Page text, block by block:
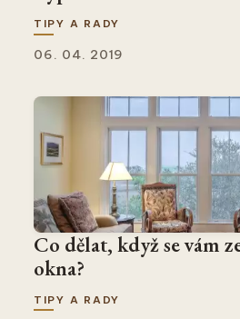
TIPY A RADY
06. 04. 2019
Co dělat, když se vám
okna?
TIPY A RADY